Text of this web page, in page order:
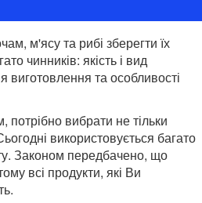
м'ясу та рибі зберегти їх
чинників: якість і вид
виготовлення та особливості
вибрати не тільки
використовується багато
Законом передбачено, що
всі продукти, які Ви